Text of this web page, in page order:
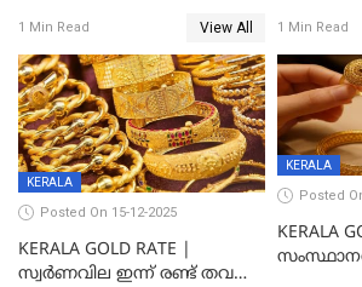
1 Min Read View All 1 Min Read
KERALA
Posted On 15-12-2025
KERALA GOLD RATE |
സ്വർണവില ഇന്ന് രണ്ട് തവണ
KERALA
Posted
KERALA